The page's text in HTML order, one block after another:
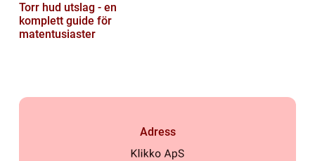
Torr hud utslag - en
komplett guide för
matentusiaster
Adress